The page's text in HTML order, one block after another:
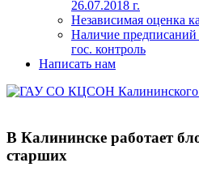
26.07.2018 г.
Независимая оценка
Наличие
гос. контроль
Написать нам
В Калининске работает
старших